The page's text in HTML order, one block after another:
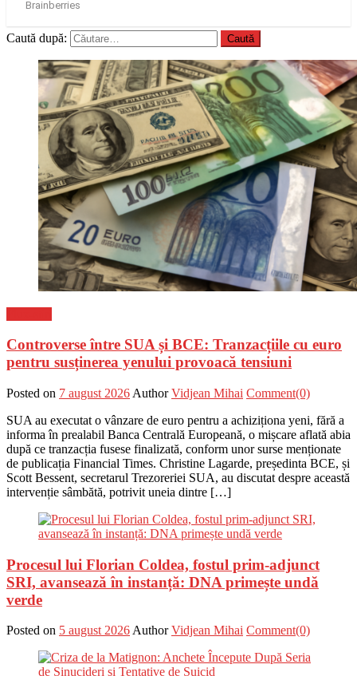
Caută după:
Controverse între SUA și BCE: Tranzacțiile cu euro
pentru susținerea yenului provoacă tensiuni
Posted on 7 august 2026 Author Vidjean Mihai Comment(0)
SUA au executat o vânzare de euro pentru a achiziționa yeni, fără a
informa în prealabil Banca Centrală Europeană, o mișcare aflată abia
după ce tranzacția fusese finalizată, conform unor surse menționate
de publicația Financial Times. Christine Lagarde, președinta BCE, și
Scott Bessent, secretarul Trezoreriei SUA, au discutat despre această
intervenție sâmbătă, potrivit uneia dintre […]
Procesul lui Florian Coldea, fostul prim-adjunct
SRI, avansează în instanță: DNA primește undă
verde
Posted on 5 august 2026 Author Vidjean Mihai Comment(0)